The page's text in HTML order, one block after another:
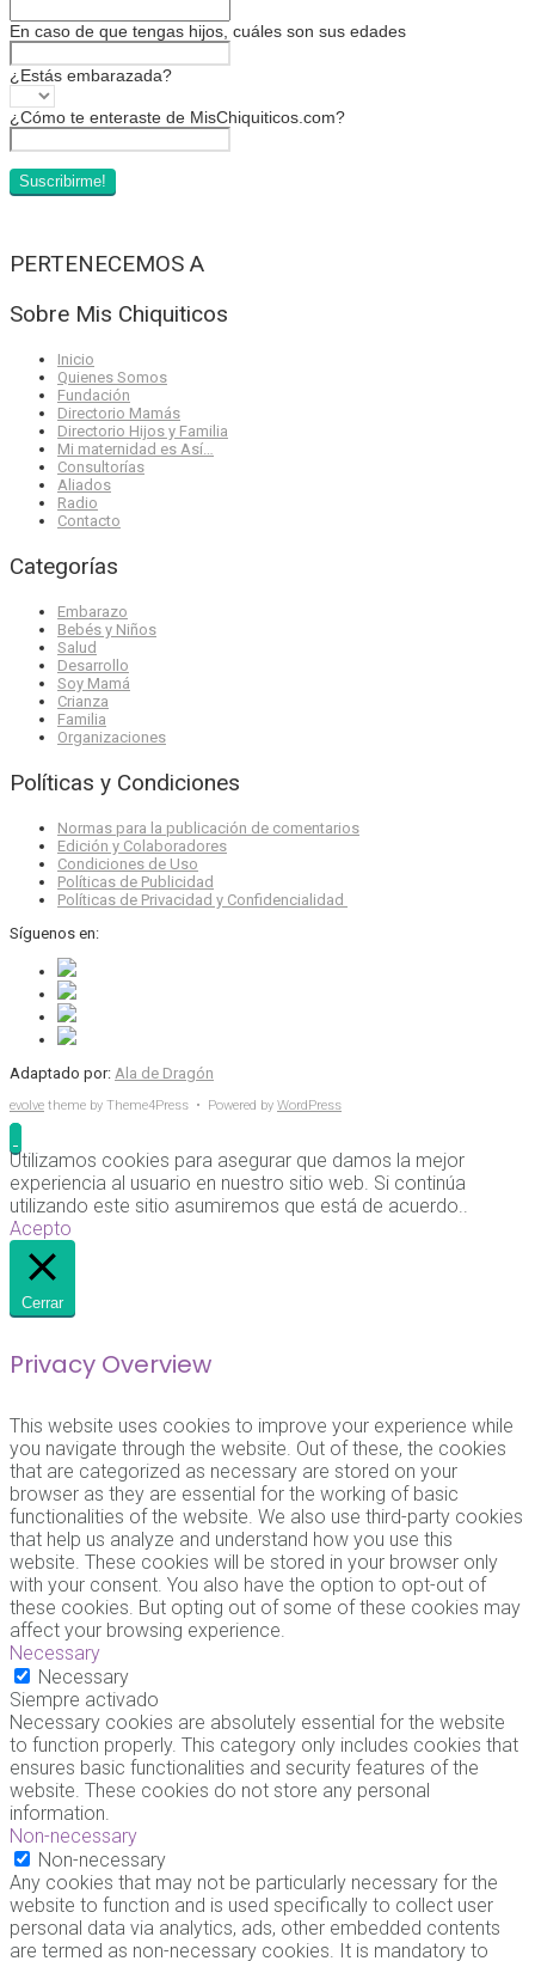
En caso de que tengas hijos, cuáles son sus edades
¿Estás embarazada?
¿Cómo te enteraste de MisChiquiticos.com?
PERTENECEMOS A
Sobre Mis Chiquiticos
Inicio
Quienes Somos
Fundación
Directorio Mamás
Directorio Hijos y Familia
Mi maternidad es Así…
Consultorías
Aliados
Radio
Contacto
Categorías
Embarazo
Bebés y Niños
Salud
Desarrollo
Soy Mamá
Crianza
Familia
Organizaciones
Políticas y Condiciones
Normas para la publicación de comentarios
Edición y Colaboradores
Condiciones de Uso
Políticas de Publicidad
Políticas de Privacidad y Confidencialidad
Síguenos en:
Adaptado por: Ala de Dragón
evolve theme by Theme4Press • Powered by WordPress
Utilizamos cookies para asegurar que damos la mejor
experiencia al usuario en nuestro sitio web. Si continúa
utilizando este sitio asumiremos que está de acuerdo..
Acepto
Cerrar
Privacy Overview
This website uses cookies to improve your experience while
you navigate through the website. Out of these, the cookies
that are categorized as necessary are stored on your
browser as they are essential for the working of basic
functionalities of the website. We also use third-party cookies
that help us analyze and understand how you use this
website. These cookies will be stored in your browser only
with your consent. You also have the option to opt-out of
these cookies. But opting out of some of these cookies may
affect your browsing experience.
Necessary
Necessary
Siempre activado
Necessary cookies are absolutely essential for the website
to function properly. This category only includes cookies that
ensures basic functionalities and security features of the
website. These cookies do not store any personal
information.
Non-necessary
Non-necessary
Any cookies that may not be particularly necessary for the
website to function and is used specifically to collect user
personal data via analytics, ads, other embedded contents
are termed as non-necessary cookies. It is mandatory to